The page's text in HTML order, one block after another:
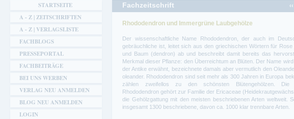
Sie sind hier
Fachzeitschrift
Rhododendron und Immergrüne Laubgehölze
Der wissenschaftliche Name Rhododendron, der auch im
gebräuchliche ist, leitet sich aus den griechischen Wörtern für Rose
und Baum (dendron) ab und beschreibt damit bereits das
Merkmal dieser Pflanze: den Überreichtum an Blüten. Der Name
der Antike erwähnt, bezeichnete damals aber vermutlich den
oleander. Rhododendron sind seit mehr als 300 Jahren in Europa
zählen zweifellos zu den schönsten Blütengehölzen. Die
Rhododendron gehört zur Familie der Ericaceae
die Gehölzgattung mit den meisten beschriebenen Arten weltweit.
insgesamt 1300 beschriebene, davon ca. 1000 klar trennbare Arten.
STARTSEITE
A - Z | ZEITSCHRIFTEN
A - Z | VERLAGSLISTE
FACHBLOGS
PRESSEPORTAL
FACHBEITRÄGE
BEI UNS WERBEN
VERLAG NEU ANMELDEN
BLOG NEU ANMELDEN
LOGIN